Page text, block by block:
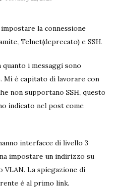
la connessione
Telnet(deprecato) e SSH.
quanto i messaggi sono
Mi è capitato di lavorare con
non supportano SSH, questo
indicato nel post come
interfacce di livello 3
impostare un indirizzo su
La spiegazione di
è al primo link.